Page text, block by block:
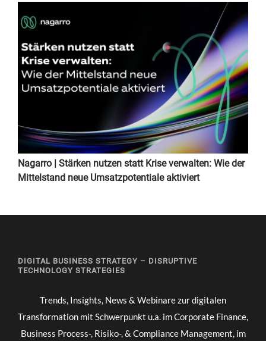
Nagarro | Stärken nutzen statt Krise verwalten: Wie der
Mittelstand neue Umsatzpotentiale aktiviert
DIGITAL BUSINESS STRATEGY – DISRUPTIVE
TECHNOLOGY STRATEGIES
Trends, Insights, News & Webinare zur digitalen
Transformation mit Schwerpunkt u.a. im Corporate Finance,
Business Process-, Risiko-, & Compliance Management, im